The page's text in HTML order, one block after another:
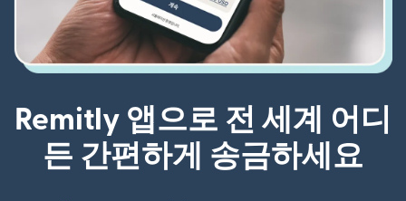
Remitly 앱으로 전 세계 어디
든 간편하게 송금하세요